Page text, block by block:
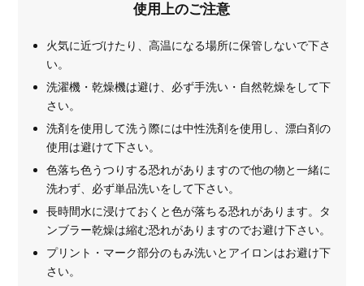
使用上のご注意
火気に近づけたり、高温になる場所に保管しないで下さ
い。
洗濯機・乾燥機は避け、必ず手洗い・自然乾燥をして下
さい。
洗剤を使用して洗う際には中性洗剤を使用し、漂白剤の
使用は避けて下さい。
色落ち色うつりする恐れがありますので他の物と一緒に
洗わず、必ず単品洗いをして下さい。
長時間水に浸けておくと色が落ちる恐れがあります。タ
ンブラー乾燥は縮む恐れがありますのでお避け下さい。
プリント・マーク部分のもみ洗いとアイロンはお避け下
さい。